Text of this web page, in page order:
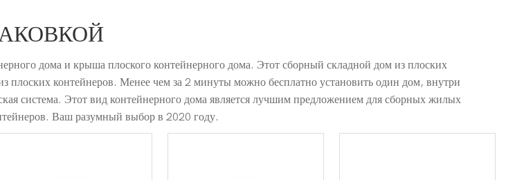
дома и крыша плоского контейнерного дома. Этот сборный складной дом из плоских
плоских контейнеров. Менее чем за 2 минуты можно бесплатно установить один дом, внутри
система. Этот вид контейнерного дома является лучшим предложением для сборных жилых
Ваш разумный выбор в 2020 году.